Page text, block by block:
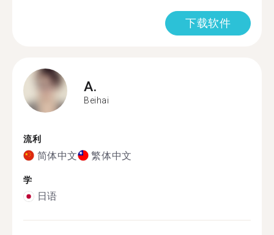
下载软件
A.
Beihai
流利
简体中文 繁体中文
学
日语